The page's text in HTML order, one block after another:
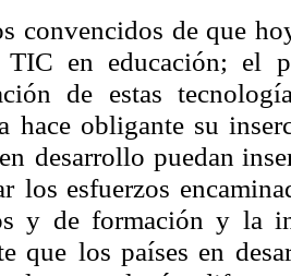
convencidos de que
en educación; el
de estas
hace obligante su
desarrollo puedan
los esfuerzos
y de formación y la
que los países en